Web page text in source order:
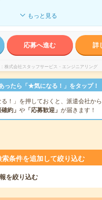
もっと見る
応募へ進む 詳
株式会社スタッフサービス・エンジニアリング
ったら「★気になる！」をタップ！
る！」を押しておくと、派遣会社から
確約」 や 「応募歓迎」 が届きます！
索条件を追加して絞り込む
を絞り込む